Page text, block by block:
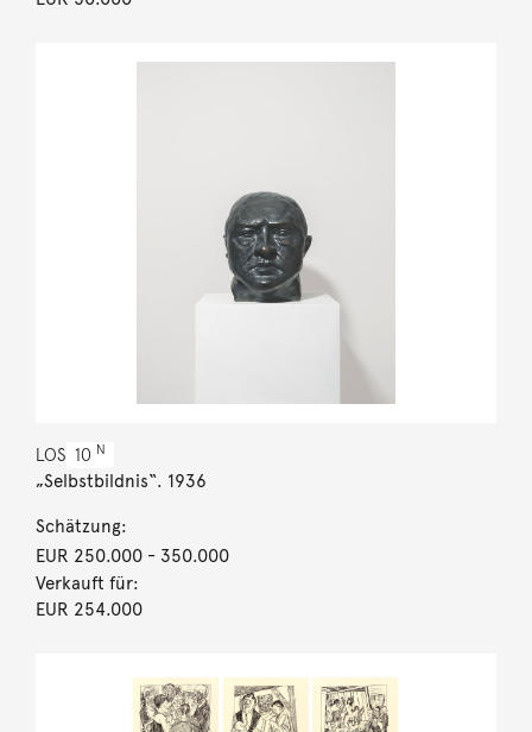
LOS 10 N
„Selbstbildnis“. 1936
Schätzung:
EUR 250.000- 350.000
Verkauft für:
EUR 254.000